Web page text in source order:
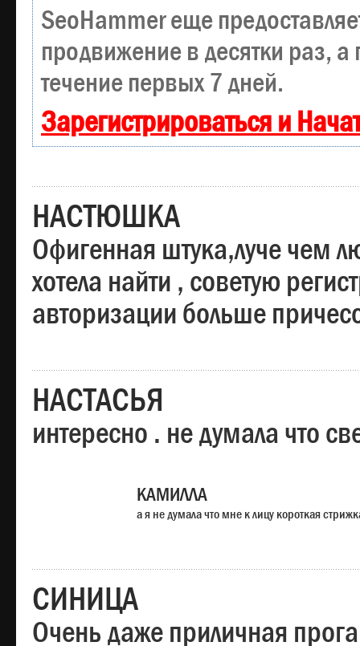
SeoHammer еще
продвижение в десятки раз, а
течение первых 7 дней.
Зарегистрироваться и
НАСТЮШКА
Офигенная штука,луче чем
хотела найти , советую
авторизации больше
НАСТАСЬЯ
интересно . не думала что
КАМИЛЛА
а я не думала что мне к лицу короткая
СИНИЦА
Очень даже приличная